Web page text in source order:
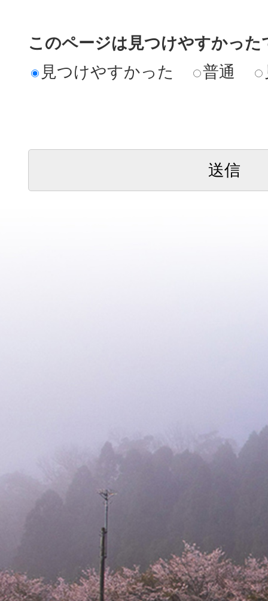
このページは見つけやすかった
見つけやすかった
普通